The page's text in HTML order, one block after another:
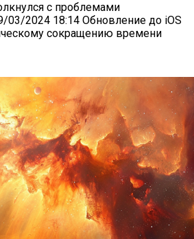
с проблемами
03/2024 18:14 Обновление до iOS
сокращению времени